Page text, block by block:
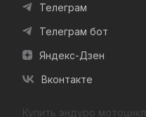
Телеграм
Телеграм бот
Яндекс-Дзен
Вконтакте
Купить эндуро мотоцикл